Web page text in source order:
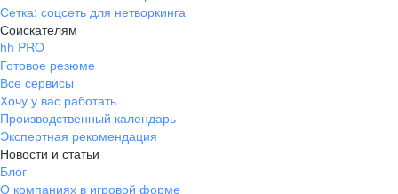
Сетка: соцсеть для нетворкинга
Соискателям
hh PRO
Готовое резюме
Все сервисы
Хочу у вас работать
Производственный календарь
Экспертная рекомендация
Новости и статьи
Блог
О компаниях в игровой форме